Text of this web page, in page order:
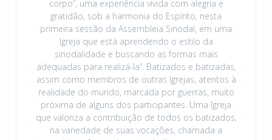
corpo”, uma experiência vivida com alegria e
gratidão, sob a harmonia do Espírito, nesta
primeira sessão da Assembleia Sinodal, em uma
Igreja que está aprendendo o estilo da
sinodalidade e buscando as formas mais
adequadas para realizá-la”. Batizados e batizadas,
assim como membros de outras Igrejas, atentos à
realidade do mundo, marcada por guerras, muito
próxima de alguns dos participantes. Uma Igreja
que valoriza a contribuição de todos os batizados,
na variedade de suas vocações, chamada a